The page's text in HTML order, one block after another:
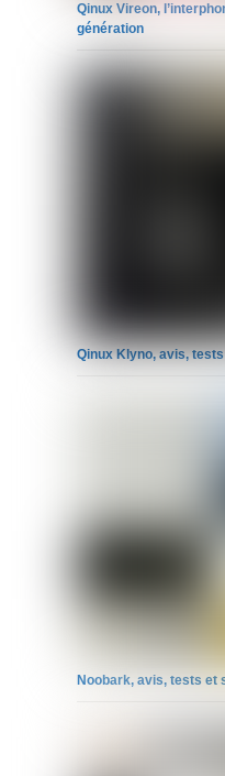
Qinux Vireon,
génération
Qinux Klyno, avis,
Noobark, avis, tests et